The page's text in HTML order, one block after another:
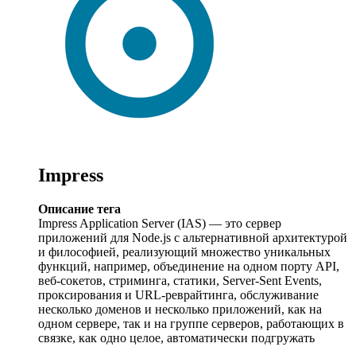
Impress
Описание тега
Impress Application Server (IAS) — это сервер
приложений для Node.js с альтернативной архитектурой
и философией, реализующий множество уникальных
функций, например, объединение на одном порту API,
веб-сокетов, стриминга, статики, Server-Sent Events,
проксирования и URL-реврайтинга, обслуживание
несколько доменов и несколько приложений, как на
одном сервере, так и на группе серверов, работающих в
связке, как одно целое, автоматически подгружать